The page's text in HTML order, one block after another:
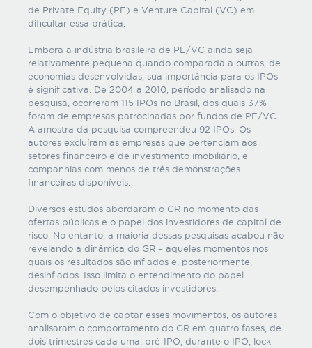
de Private Equity (PE) e Venture Capital (VC) em
dificultar essa prática.
Embora a indústria brasileira de PE/VC ainda seja
relativamente pequena quando comparada a outras, de
economias desenvolvidas, sua importância para os IPOs
é significativa. De 2004 a 2010, período analisado na
pesquisa, ocorreram 115 IPOs no Brasil, dos quais 37%
foram de empresas patrocinadas por fundos de PE/VC.
A amostra da pesquisa compreendeu 92 IPOs. Os
autores excluíram as empresas que pertenciam aos
setores financeiro e de investimento imobiliário, e
companhias com menos de três demonstrações
financeiras disponíveis.
Diversos estudos abordaram o GR no momento das
ofertas públicas e o papel dos investidores de capital de
risco. No entanto, a maioria dessas pesquisas acabou não
revelando a dinâmica do GR – aqueles momentos nos
quais os resultados são inflados e, posteriormente,
desinflados. Isso limita o entendimento do papel
desempenhado pelos citados investidores.
Com o objetivo de captar esses movimentos, os autores
analisaram o comportamento do GR em quatro fases, de
dois trimestres cada uma: pré-IPO, durante o IPO, lock